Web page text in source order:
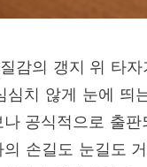
감의 갱지 위 타
심치 않게 눈에
공식적으로 출
손길도 눈길도